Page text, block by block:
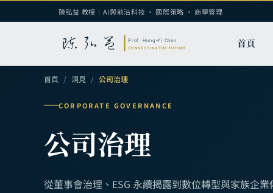
陳弘益 教授｜AI與前沿科技 · 國際策略 · 商學管理
首頁
首頁 / 洞見 / 公司治理
CORPORATE GOVERNANCE
公司治理
從董事會治理、ESG 永續揭露到數位轉型與家族企業